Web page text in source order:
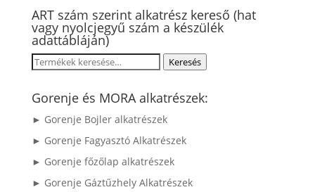
ART szám szerint alkatrész kereső (hat
vagy nyolcjegyű szám a készülék
adattábláján)
Keresés
következőre:
Keresés
Gorenje és MORA alkatrészek:
► Gorenje Bojler alkatrészek
► Gorenje Fagyasztó Alkatrészek
► Gorenje főzőlap alkatrészek
► Gorenje Gáztűzhely Alkatrészek